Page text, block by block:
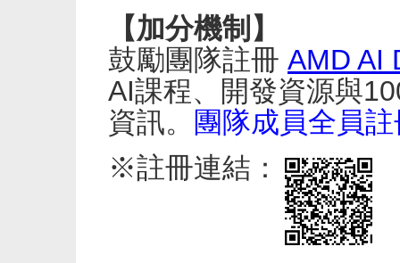
【加分機制】
鼓勵團隊註冊 AMD AI
AI課程、開發資源與
資訊。
團隊成員全員
※註冊連結：